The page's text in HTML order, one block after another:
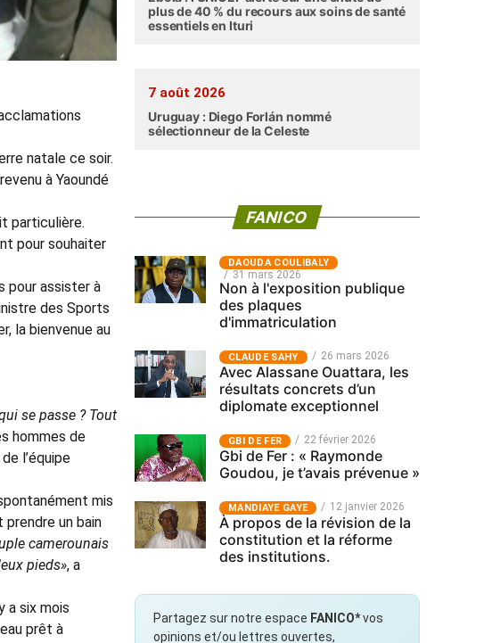
natale ce soir.
à Yaoundé
particulière.
pour souhaiter
pour assister à
des Sports
la bienvenue au
se passe ? Tout
hommes de
l’équipe
mis
prendre un bain
camerounais
pieds», a
a six mois
prêt à
plus de 40 % du recours aux soins de santé
essentiels en Ituri
7 août 2026
Uruguay : Diego Forlán nommé
sélectionneur de la Celeste
FANICO
‎DAOUDA COULIBALY
31 mars 2026
Non à l'exposition publique
des plaques
d'immatriculation
CLAUDE SAHY 26 mars 2026
Avec Alassane Ouattara, les
résultats concrets d’un
diplomate exceptionnel
GBI DE FER 22 février 2026
Gbi de Fer : « Raymonde
Goudou, je t’avais prévenue »
MANDIAYE GAYE 12 janvier 2026
À propos de la révision de la
constitution et la réforme
des institutions.
Partagez sur notre espace FANICO*vos
opinions et/ou lettres ouvertes,